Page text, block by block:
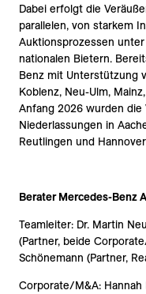
Dabei erfolgt die
parallelen, von starkem
Auktionsprozessen
nationalen Bietern.
Benz mit Unterstützung
Koblenz, Neu-Ulm,
Anfang 2026 wurden
Niederlassungen in
Reutlingen und
Berater Mercedes-Benz
Teamleiter: Dr. Martin
(Partner, beide
Schönemann (Partner,
Corporate/M&A: Hannah